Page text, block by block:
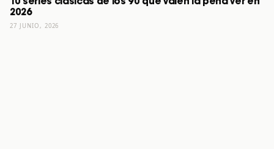
2026
27 JUNIO, 2026